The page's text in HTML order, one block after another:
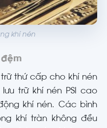
khí nén
thứ cấp cho khí nén
trữ khí nén PSI cao
khí nén. Các bình
khí tràn không đều